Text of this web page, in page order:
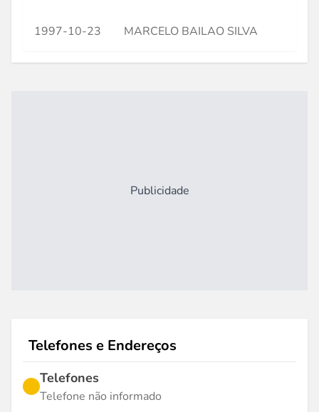
1997-10-23 MARCELO BAILAO SILVA
Publicidade
Telefones e Endereços
Telefones
Telefone não informado